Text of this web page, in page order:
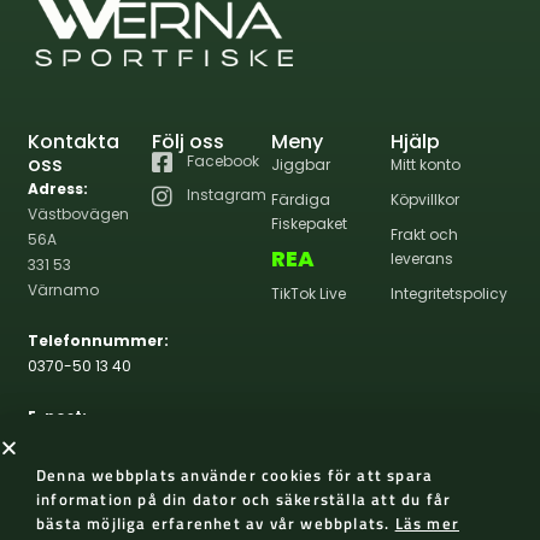
Kontakta
oss
Adress:
Västbovägen
56A
331 53
Värnamo
Telefonnummer:
0370-50 13 40
E-post:
Följ oss
Facebook
Instagram
Meny
Jiggbar
Färdiga
Fiskepaket
REA
TikTok Live
Hjälp
Mitt konto
Köpvillkor
Frakt och
leverans
Integritetspolicy
Denna webbplats använder cookies för att spara
information på din dator och säkerställa att du får
bästa möjliga erfarenhet av vår webbplats. Läs mer